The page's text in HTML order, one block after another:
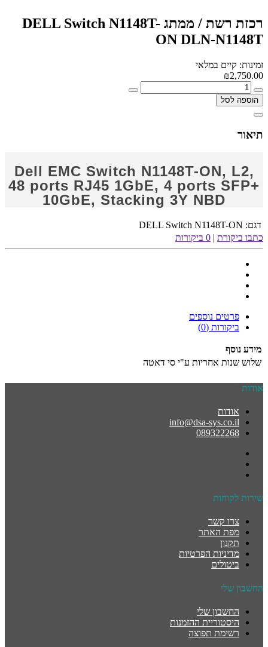
רכזת רשת / ממתג DELL Switch N1148T-
ON DLN-N1148T
זמינות: קיים במלאי
₪2,750.00
הוספה לסל
תיאור
Dell EMC Switch N1148T-ON, L2,
48 ports RJ45 1GbE, 4 ports SFP+
10GbE, Stacking 3Y NBD
דגם: DELL Switch N1148T-ON
כתבו ביקורת | 0 ביקורות
פרטים נוספים
ביקורות (0)
מידע נוסף
שלוש שנות אחריות ע"י סי דאטה
אודות
אודות
info@dsa-sys.co.il
089322268
שירות לקוחות
צרו קשר
מפת האתר
תקנון
מדיניות הפרטיות
ביטולים
החשבון שלי
החשבון שלי
היסטוריית ההזמנות
רשימת תפוצה